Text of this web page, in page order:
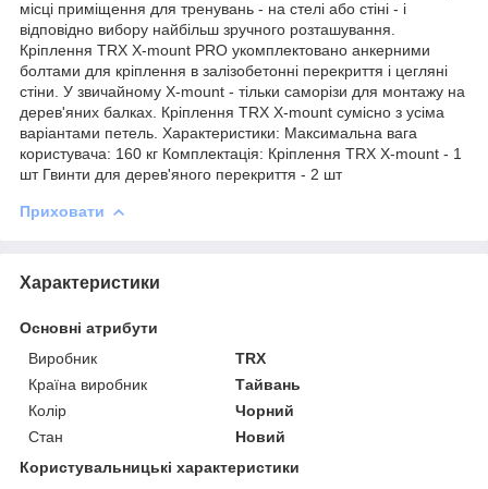
місці приміщення для тренувань - на стелі або стіні - і
відповідно вибору найбільш зручного розташування.
Кріплення TRX X-mount PRO укомплектовано анкерними
болтами для кріплення в залізобетонні перекриття і цегляні
стіни. У звичайному X-mount - тільки саморізи для монтажу на
дерев'яних балках. Кріплення TRX X-mount сумісно з усіма
варіантами петель. Характеристики: Максимальна вага
користувача: 160 кг Комплектація: Кріплення TRX X-mount - 1
шт Гвинти для дерев'яного перекриття - 2 шт
Приховати
Характеристики
Основні атрибути
Виробник
TRX
Країна виробник
Тайвань
Колір
Чорний
Стан
Новий
Користувальницькі характеристики